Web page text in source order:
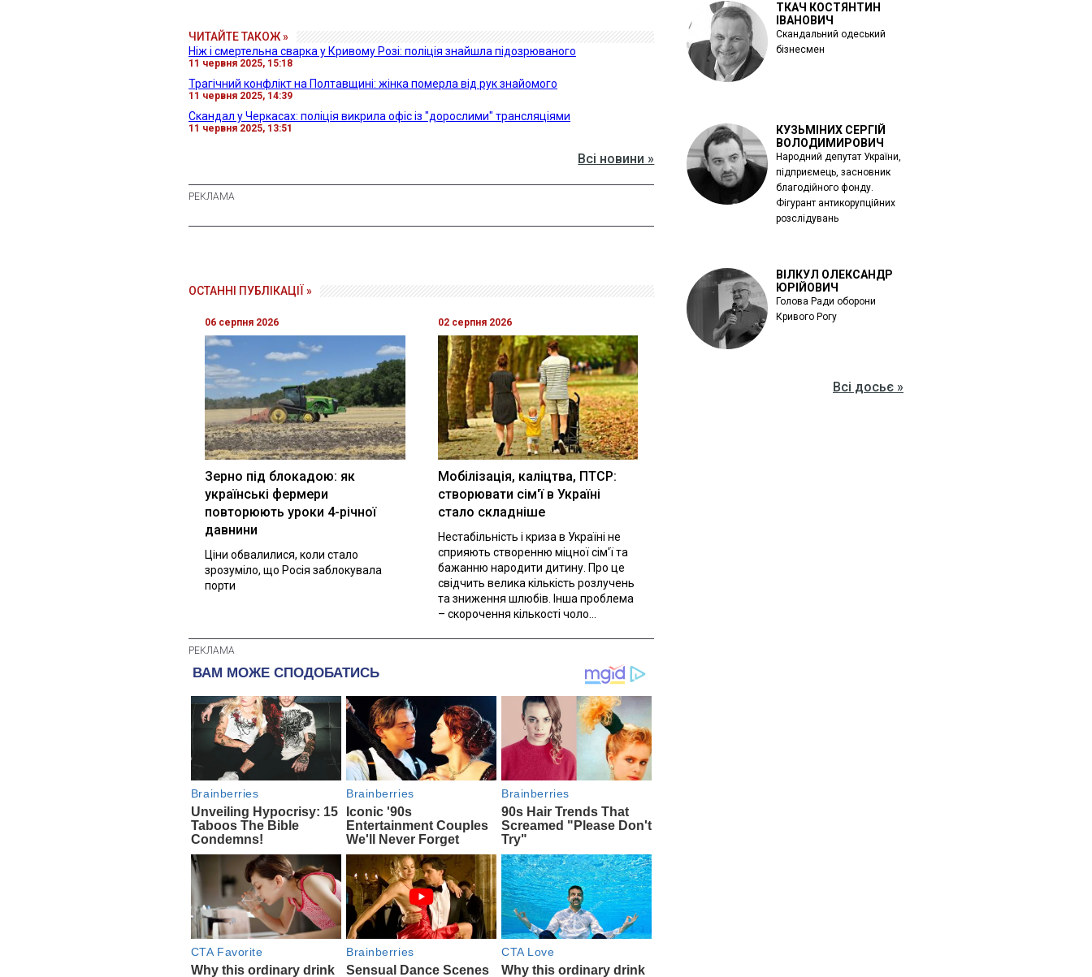
ЧИТАЙТЕ ТАКОЖ »
Ніж і смертельна сварка у Кривому Розі: поліція знайшла підозрюваного
11 червня 2025, 15:18
Трагічний конфлікт на Полтавщині: жінка померла від рук знайомого
11 червня 2025, 14:39
Скандал у Черкасах: поліція викрила офіс із "дорослими" трансляціями
11 червня 2025, 13:51
Всі новини »
ОСТАННІ ПУБЛІКАЦІЇ »
06 серпня 2026
Зерно під блокадою: як
українські фермери
повторюють уроки 4-річної
давнини
Ціни обвалилися, коли стало
зрозуміло, що Росія заблокувала
порти
02 серпня 2026
Мобілізація, каліцтва, ПТСР:
створювати сім'ї в Україні
стало складніше
Нестабільність і криза в Україні не
сприяють створенню міцної сім'ї та
бажанню народити дитину. Про це
свідчить велика кількість розлучень
та зниження шлюбів. Інша проблема
– скорочення кількості чоло...
ТКАЧ КОСТЯНТИН
ІВАНОВИЧ
Скандальний одеський
бізнесмен
КУЗЬМІНИХ СЕРГІЙ
ВОЛОДИМИРОВИЧ
Народний депутат України,
підприємець, засновник
благодійного фонду.
Фігурант антикорупційних
розслідувань
ВІЛКУЛ ОЛЕКСАНДР
ЮРІЙОВИЧ
Голова Ради оборони
Кривого Рогу
Всі досьє »